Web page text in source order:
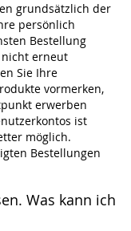
grundsätzlich der
persönlich
Bestellung
erneut
Sie Ihre
vormerken,
erwerben
ist
möglich.
Bestellungen
Was kann ich